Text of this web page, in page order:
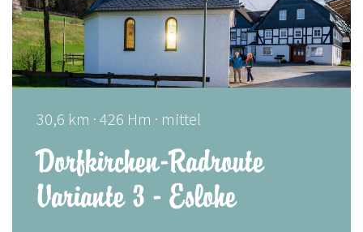
Dorfkirchen-Radroute
Variante 3 - Eslohe
30,6 km · 426 Hm · mittel